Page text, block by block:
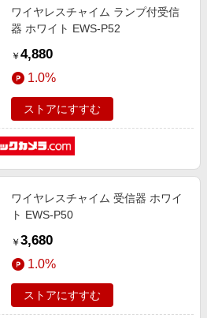
ワイヤレスチャイム ランプ付受信
器 ホワイト EWS-P52
￥ 4,880
1.0%
ストアにすすむ
ワイヤレスチャイム 受信器 ホワイ
ト EWS-P50
￥ 3,680
1.0%
ストアにすすむ